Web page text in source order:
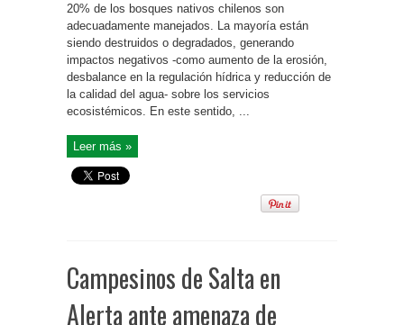
20% de los bosques nativos chilenos son
adecuadamente manejados. La mayoría están
siendo destruidos o degradados, generando
impactos negativos -como aumento de la erosión,
desbalance en la regulación hídrica y reducción de
la calidad del agua- sobre los servicios
ecosistémicos. En este sentido, ...
Leer más »
Campesinos de Salta en
Alerta ante amenaza de